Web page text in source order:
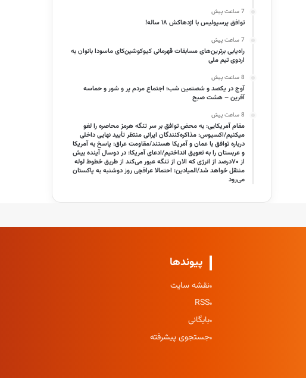
7 ساعت پیش
توافق پرسپولیس با اژدهاکش ۱۸ ساله!
7 ساعت پیش
راه‌یابی برترین‌های مسابقات قهرمانی کیوکوشین‌کای ماسودا بانوان به
اردوی تیم ملی
8 ساعت پیش
آوج در یکصد و شصتمین شب؛ اجتماع مردم پر و شور و حماسه
آفرین – هشت صبح
8 ساعت پیش
مقام آمریکایی: به محض توافق بر سر تنگه هرمز محاصره را لغو
میکنیم/اکسیوس: مذاکره‌کنندگان ایرانی منتظر تأیید نهایی داخلی
درباره توافق با عمان و آمریکا هستند/مقاومت عراق: پاسخ به آمریکا
و عربستان را به تعویق انداختیم/ادعای آمریکا: در دوسال آینده بیش
از ۷۰درصد از انرژی که الان از تنگه عبور می‌کند از طریق خطوط لوله
منتقل خواهد شد/المیادین: احتمالا عراقچی روز دوشنبه به پاکستان
می‌رود
پیوندها
نقشه سایت
RSS
بایگانی
جستجوی پیشرفته